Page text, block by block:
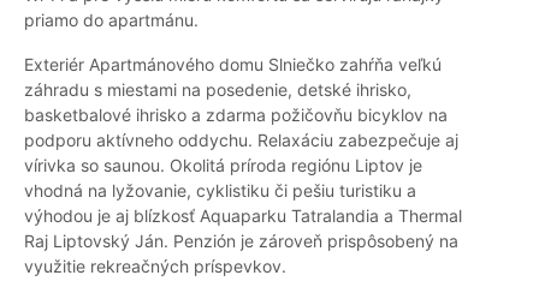
priamo do apartmánu.
Exteriér Apartmánového domu Slniečko zahŕňa veľkú
záhradu s miestami na posedenie, detské ihrisko,
basketbalové ihrisko a zdarma požičovňu bicyklov na
podporu aktívneho oddychu. Relaxáciu zabezpečuje aj
vírivka so saunou. Okolitá príroda regiónu Liptov je
vhodná na lyžovanie, cyklistiku či pešiu turistiku a
výhodou je aj blízkosť Aquaparku Tatralandia a Thermal
Raj Liptovský Ján. Penzión je zároveň prispôsobený na
využitie rekreačných príspevkov.